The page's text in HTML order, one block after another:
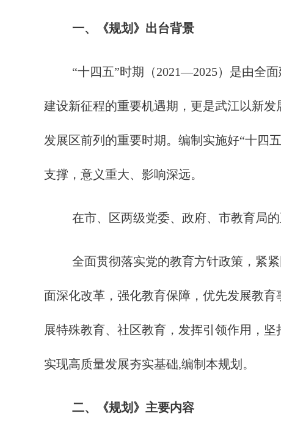
一、《规划》出台背景
“十四五”时期（2021—2025）是由全
建设新征程的重要机遇期，更是武江以新
发展区前列的重要时期。编制实施好“十四
支撑，意义重大、影响深远。
在市、区两级党委、政府、市教育局
全面贯彻落实党的教育方针政策，紧
面深化改革，强化教育保障，优先发展教
展特殊教育、社区教育，发挥引领作用，
实现高质量发展夯实基础,编制本规划。
二、《规划》主要内容